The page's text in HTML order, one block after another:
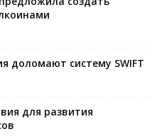
доломают систему SWIFT
для развития